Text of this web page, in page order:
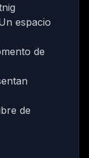
espacio
de
de